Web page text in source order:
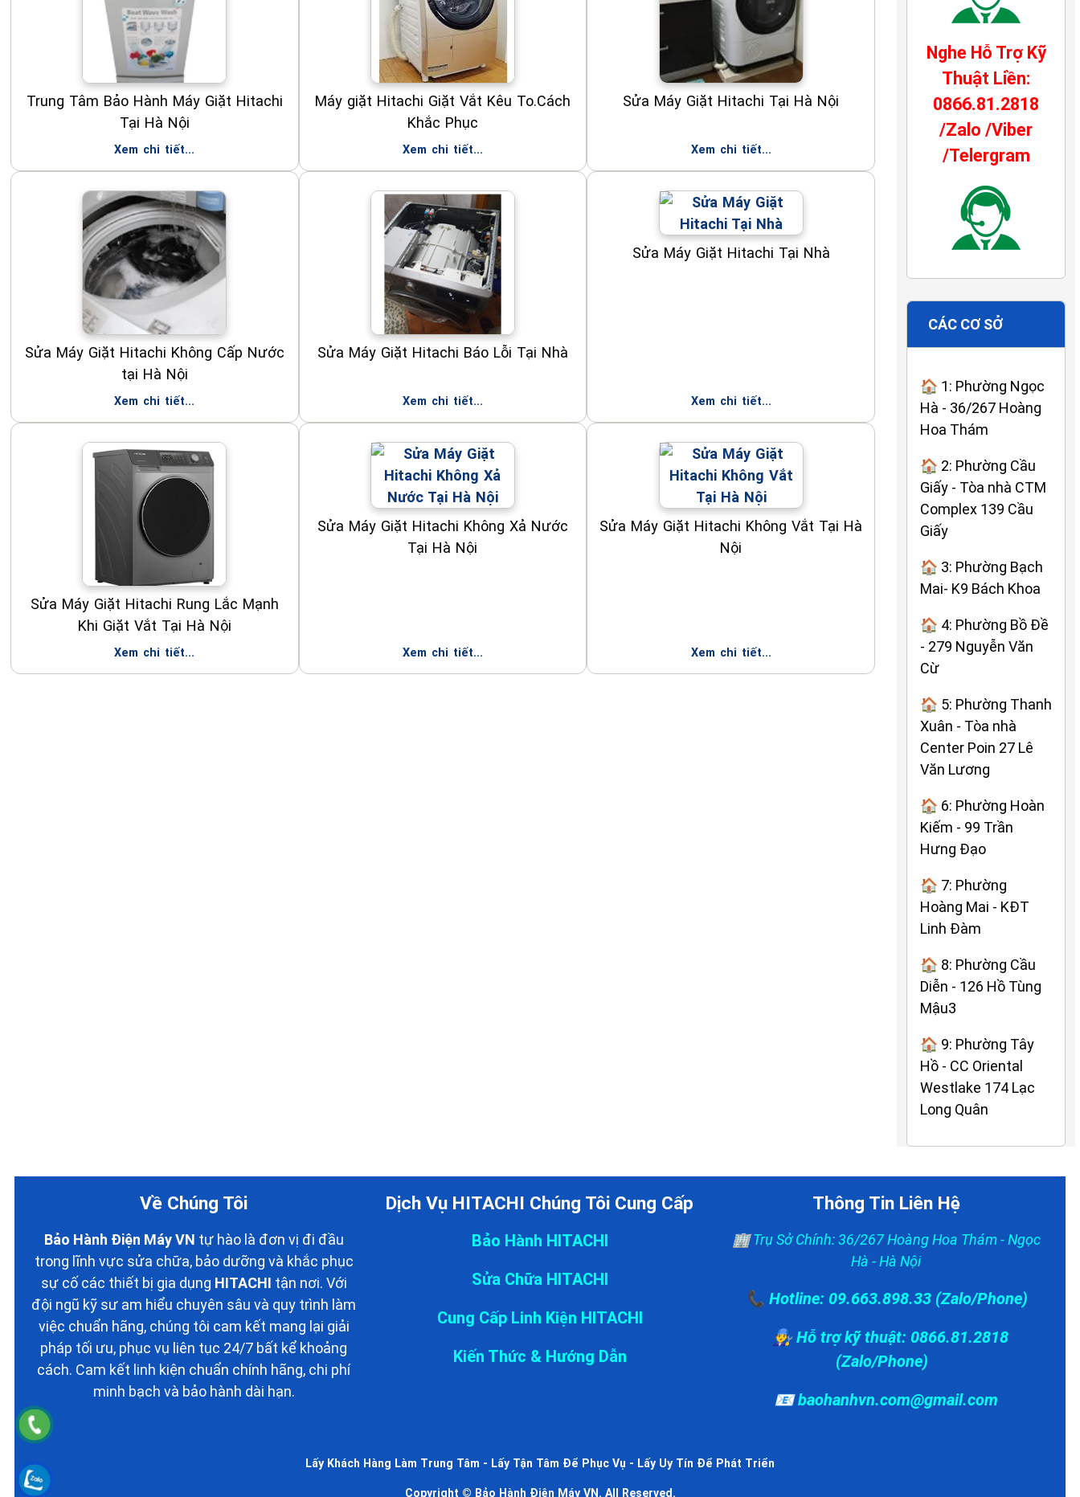
Trung Tâm Bảo Hành Máy Giặt Hitachi
Tại Hà Nội
Xem chi tiết...
Máy giặt Hitachi Giặt Vắt Kêu To.Cách
Khắc Phục
Xem chi tiết...
Sửa Máy Giặt Hitachi Tại Hà Nội
Xem chi tiết...
Sửa Máy Giặt Hitachi Không Cấp Nước
tại Hà Nội
Xem chi tiết...
Sửa Máy Giặt Hitachi Báo Lỗi Tại Nhà
Xem chi tiết...
Sửa Máy Giặt Hitachi Tại Nhà
Xem chi tiết...
Sửa Máy Giặt Hitachi Rung Lắc Mạnh
Khi Giặt Vắt Tại Hà Nội
Xem chi tiết...
Sửa Máy Giặt Hitachi Không Xả Nước
Tại Hà Nội
Xem chi tiết...
Sửa Máy Giặt Hitachi Không Vắt Tại Hà
Nội
Xem chi tiết...
Nghe Hỗ Trợ Kỹ
Thuật Liền:
0866.81.2818
/Zalo /Viber
/Telergram
CÁC CƠ SỞ
🏠 1: Phường Ngọc
Hà - 36/267 Hoàng
Hoa Thám
🏠 2: Phường Cầu
Giấy - Tòa nhà CTM
Complex 139 Cầu
Giấy
🏠 3: Phường Bạch
Mai- K9 Bách Khoa
🏠 4: Phường Bồ Đề
- 279 Nguyễn Văn
Cừ
🏠 5: Phường Thanh
Xuân - Tòa nhà
Center Poin 27 Lê
Văn Lương
🏠 6: Phường Hoàn
Kiếm - 99 Trần
Hưng Đạo
🏠 7: Phường
Hoàng Mai - KĐT
Linh Đàm
🏠 8: Phường Cầu
Diễn - 126 Hồ Tùng
Mậu3
🏠 9: Phường Tây
Hồ - CC Oriental
Westlake 174 Lạc
Long Quân
Về Chúng Tôi
Bảo Hành Điện Máy VN tự hào là đơn vị đi đầu
trong lĩnh vực sửa chữa, bảo dưỡng và khắc phục
sự cố các thiết bị gia dụng HITACHI tận nơi. Với
đội ngũ kỹ sư am hiểu chuyên sâu và quy trình làm
việc chuẩn hãng, chúng tôi cam kết mang lại giải
pháp tối ưu, phục vụ liên tục 24/7 bất kể khoảng
cách. Cam kết linh kiện chuẩn chính hãng, chi phí
minh bạch và bảo hành dài hạn.
Dịch Vụ HITACHI Chúng Tôi Cung Cấp
Bảo Hành HITACHI
Sửa Chữa HITACHI
Cung Cấp Linh Kiện HITACHI
Kiến Thức & Hướng Dẫn
Thông Tin Liên Hệ
🏢 Trụ Sở Chính: 36/267 Hoàng Hoa Thám - Ngọc
Hà - Hà Nội
📞 Hotline: 09.663.898.33 (Zalo/Phone)
👨‍🔧 Hỗ trợ kỹ thuật: 0866.81.2818
(Zalo/Phone)
📧 baohanhvn.com@gmail.com
Lấy Khách Hàng Làm Trung Tâm - Lấy Tận Tâm Để Phục Vụ - Lấy Uy Tín Để Phát Triển
Copyright © Bảo Hành Điện Máy VN. All Reserved.